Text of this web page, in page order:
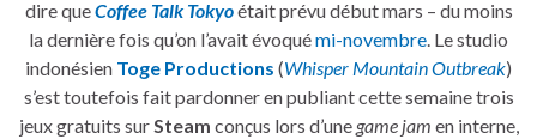
dire queCoffee Talk Tokyoétait prévu début mars – du moins
la dernière fois qu’on l’avait évoquémi-novembre. Le studio
indonésien Toge Productions (Whisper Mountain Outbreak)
s’est toutefois fait pardonner en publiant cette semaine trois
jeux gratuits surSteam conçus lors d’une game jam en interne,